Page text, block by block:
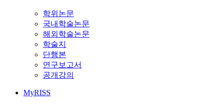
학위논문
국내학술논문
해외학술논문
학술지
단행본
연구보고서
공개강의
MyRISS